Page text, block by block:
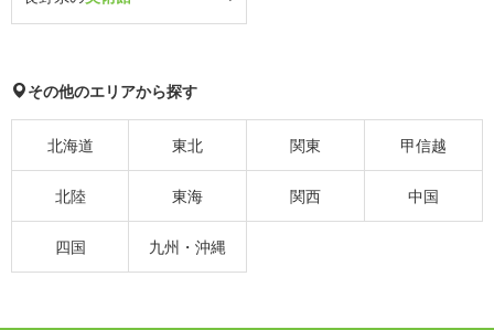
その他のエリアから探す
北海道 東北 関東 甲信越
北陸 東海 関西 中国
四国 九州・沖縄